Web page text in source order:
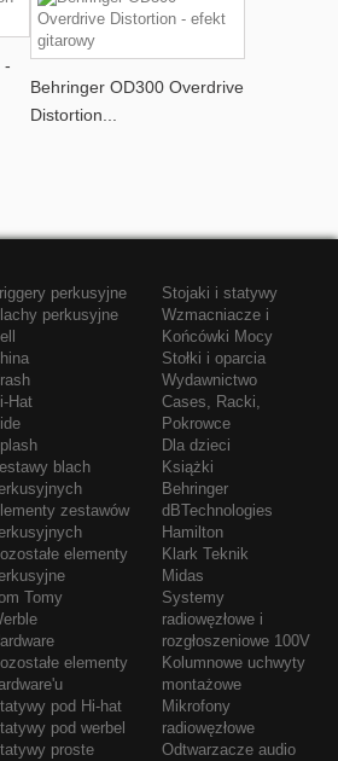
-
Behringer OD300 Overdrive
Distortion...
perkusyjne
perkusyjne
Hat
blach
zestawów
elementy
Tomy
elementy
pod Hi-hat
pod werbel
proste
Stojaki i statywy
Wzmacniacze i
Końcówki Mocy
Stołki i oparcia
Wydawnictwo
Cases, Racki,
Pokrowce
Dla dzieci
Książki
Behringer
dBTechnologies
Hamilton
Klark Teknik
Midas
Systemy
radiowęzłowe i
rozgłoszeniowe 100V
Kolumnowe uchwyty
montażowe
Mikrofony
radiowęzłowe
Odtwarzacze audio